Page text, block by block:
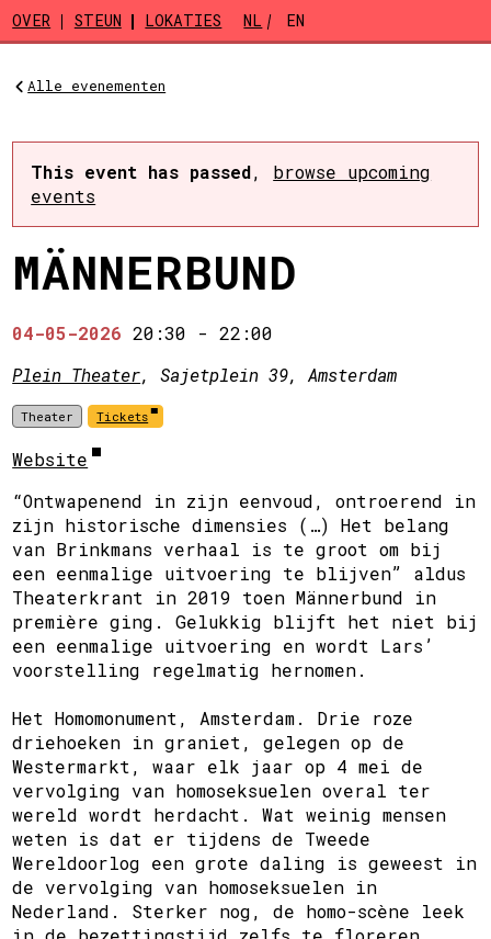
Skip to main content
OVER STEUN LOKATIES NL EN
Alle evenementen
This event has passed, browse upcoming
events
MÄNNERBUND
04-05-2026 20:30 -22:00
Plein Theater, Sajetplein 39, Amsterdam
Theater Tickets
Website
“Ontwapenend in zijn eenvoud, ontroerend in
zijn historische dimensies (…) Het belang
van Brinkmans verhaal is te groot om bij
een eenmalige uitvoering te blijven” aldus
Theaterkrant in 2019 toen Männerbund in
première ging. Gelukkig blijft het niet bij
een eenmalige uitvoering en wordt Lars’
voorstelling regelmatig hernomen.
Het Homomonument, Amsterdam. Drie roze
driehoeken in graniet, gelegen op de
Westermarkt, waar elk jaar op 4 mei de
vervolging van homoseksuelen overal ter
wereld wordt herdacht. Wat weinig mensen
weten is dat er tijdens de Tweede
Wereldoorlog een grote daling is geweest in
de vervolging van homoseksuelen in
Nederland. Sterker nog, de homo-scène leek